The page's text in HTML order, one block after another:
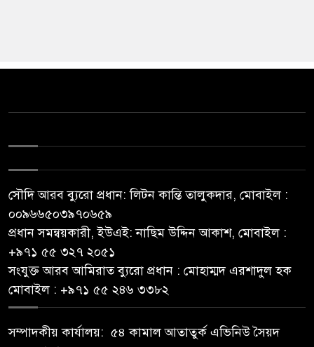
সৌদি আরব ব্যুরো প্রধান: লিটন কান্তি তালুকদার, মোবাইল :
০০৯৬৬৫০৩৯৭০৬৫৯
প্রধান সমন্বয়কারী, ইউএই: নাছিম উদ্দিন আকাশ, মোবাইল :
‪+৯৭১ ৫৫ ৩২৭ ২০৫১‬
সংযুক্ত আরব আমিরাত ব্যুরো প্রধান : মোহাম্মদ এরশাদুল হক
মোবাইল : +৯৭১ ৫৫ ২৪৬ ৩৩৮২
সম্পাদকীয় কার্যালয়: ৫৪ কামাল আতাতুর্ক এভিনিউ সৈয়দ